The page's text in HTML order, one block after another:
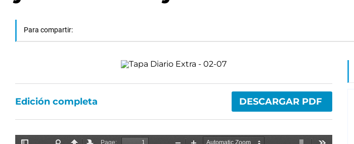
Para compartir:
Edición completa DESCARGAR PDF